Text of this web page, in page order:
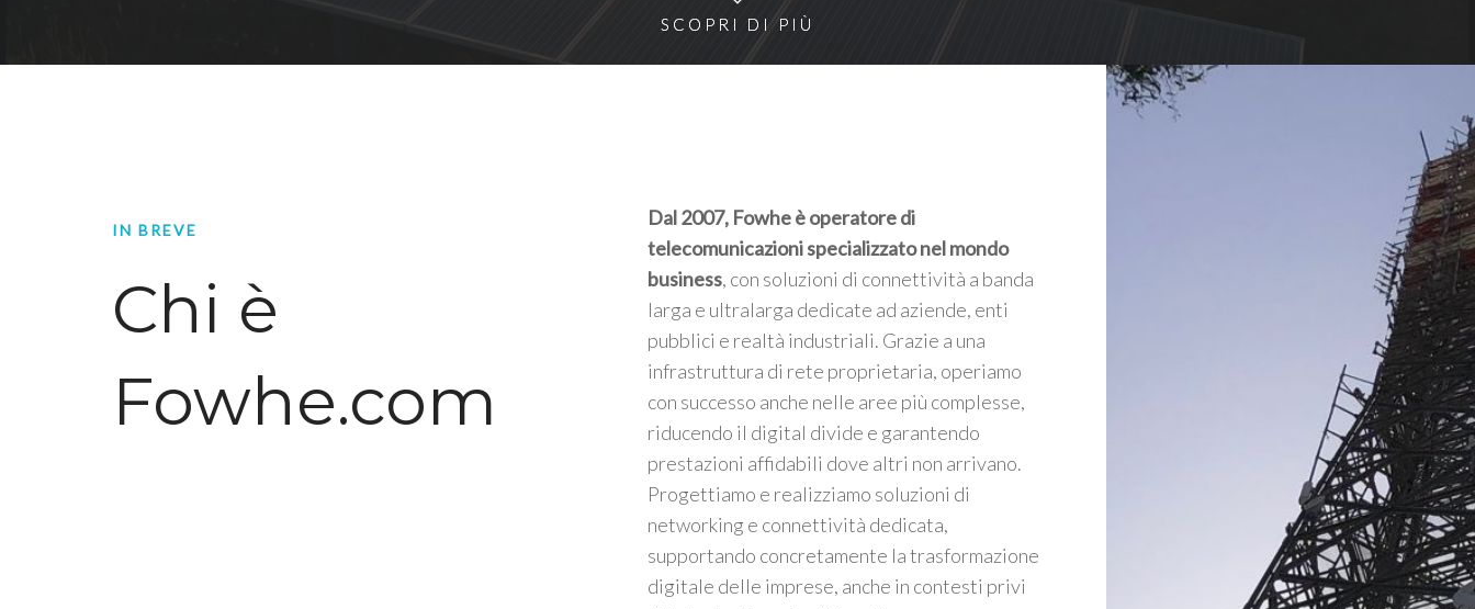
SCOPRI DI PIÙ
SCOPRI DI PIÙ
IN BREVE
Chi è
Fowhe.com
Dal 2007, Fowhe è operatore di
telecomunicazioni specializzato nel mondo
business, con soluzioni di connettività a banda
larga e ultralarga dedicate ad aziende, enti
pubblici e realtà industriali. Grazie a una
infrastruttura di rete proprietaria, operiamo
con successo anche nelle aree più complesse,
riducendo il digital divide e garantendo
prestazioni affidabili dove altri non arrivano.
Progettiamo e realizziamo soluzioni di
networking e connettività dedicata,
supportando concretamente la trasformazione
digitale delle imprese, anche in contesti privi